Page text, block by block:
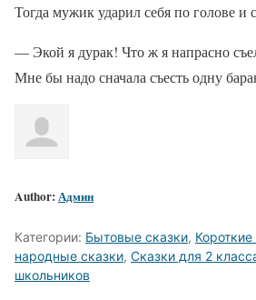
Тогда мужик ударил себя по голове и
— Экой я дурак! Что ж я напрасно
Мне бы надо сначала съесть одну
Author:Админ
Категории: Бытовые сказки,
народные сказки, Сказки для 2
школьников